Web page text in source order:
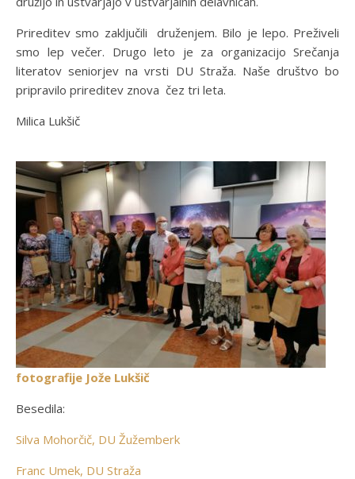
Prireditev smo zaključili druženjem. Bilo je lepo. Preživeli
smo lep večer. Drugo leto je za organizacijo Srečanja
literatov seniorjev na vrsti DU Straža. Naše društvo bo
pripravilo prireditev znova čez tri leta.
Milica Lukšič
fotografije Jože Lukšič
Besedila:
Silva Mohorčič, DU Žužemberk
Franc Umek, DU Straža